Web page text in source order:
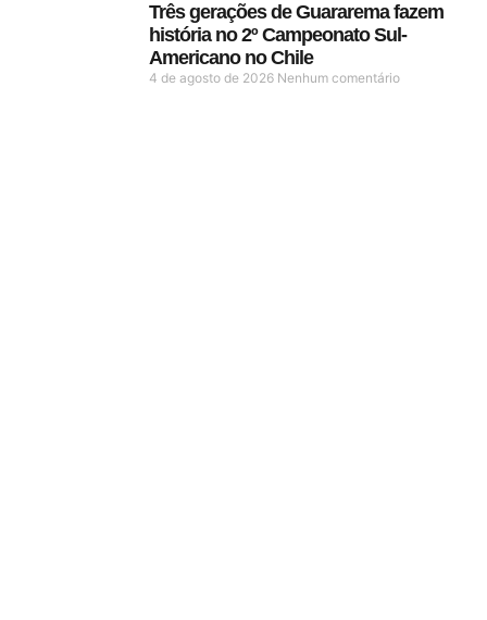
Três gerações de Guararema fazem
história no 2º Campeonato Sul-
Americano no Chile
4 de agosto de 2026 Nenhum comentário